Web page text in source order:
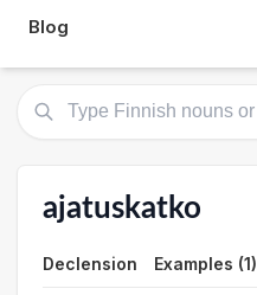
Blog
ajatuskatko
Declension Examples (1)